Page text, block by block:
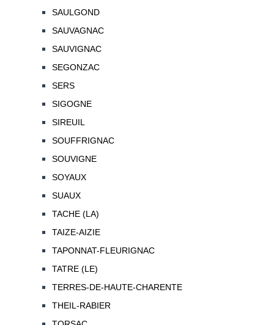
SAULGOND
SAUVAGNAC
SAUVIGNAC
SEGONZAC
SERS
SIGOGNE
SIREUIL
SOUFFRIGNAC
SOUVIGNE
SOYAUX
SUAUX
TACHE (LA)
TAIZE-AIZIE
TAPONNAT-FLEURIGNAC
TATRE (LE)
TERRES-DE-HAUTE-CHARENTE
THEIL-RABIER